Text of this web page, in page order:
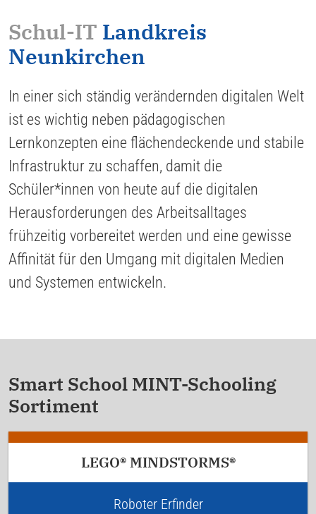
Schul-IT Landkreis
Neunkirchen
In einer sich ständig verändernden digitalen Welt
ist es wichtig neben pädagogischen
Lernkonzepten eine flächendeckende und stabile
Infrastruktur zu schaffen, damit die
Schüler*innen von heute auf die digitalen
Herausforderungen des Arbeitsalltages
frühzeitig vorbereitet werden und eine gewisse
Affinität für den Umgang mit digitalen Medien
und Systemen entwickeln.
Smart School MINT-Schooling
Sortiment
LEGO® MINDSTORMS®
Roboter Erfinder